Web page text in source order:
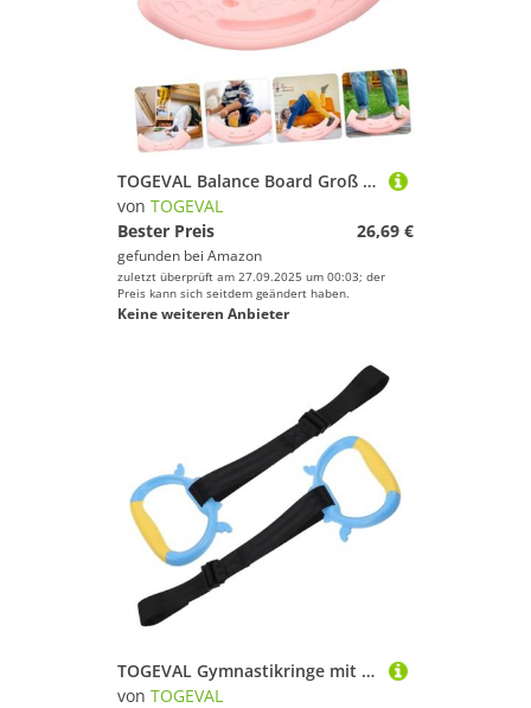
TOGEVAL Balance Board Groß Farbenfrohes Balance Koordinationstraining Robustes Wippbrett für Indoor Fitness Fördert Gleichgewicht Teamwork und Sensorische Entwicklung
von TOGEVAL
Bester Preis
26,69 €
gefunden bei Amazon
zuletzt überprüft am 27.09.2025 um 00:03; der
Preis kann sich seitdem geändert haben.
Keine weiteren Anbieter
TOGEVAL Gymnastikringe mit Verstellbaren Bändern Indoor Fitness für Zuhause Turnringe für Mädchen und Jungen Trainingsgerät zur Kraftsteigerung und Koordination Sichere Sportausrüstung
von TOGEVAL